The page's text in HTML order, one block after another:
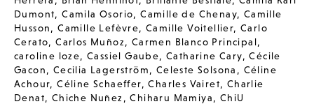
Dumont,Camila Osorio,Camille de Chenay, Camille
Husson,Camille Lefèvre,Camille Voitellier,Carlo
Cerato,Carlos Muñoz, Carmen Blanco Principal,
caroline loze,Cassiel Gaube,Catharine Cary,Cécile
Gacon, Cecilia Lagerström, Celeste Solsona , Céline
Achour,Céline Schaeffer,Charles Vairet, Charlie
Denat, Chiche Nuñez ,Chiharu Mamiya, ChiU